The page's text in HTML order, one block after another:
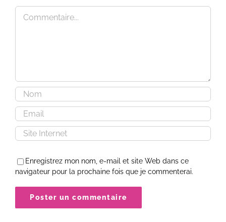
Commentaire
Enregistrez mon nom, e-mail et site Web dans ce
navigateur pour la prochaine fois que je commenterai.